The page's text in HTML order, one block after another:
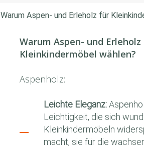
Warum Aspen- und Erleholz für
Warum Aspen- und
Kleinkindermöbel wählen?
Aspenholz:
Leichte Eleganz:
Leichtigkeit, die sich
Kleinkindermöbeln
macht, sie für die